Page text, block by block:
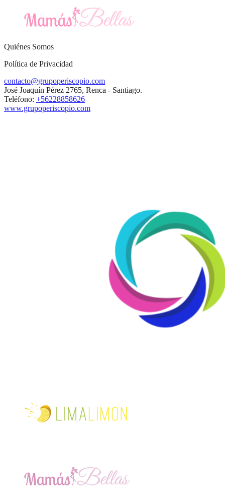
Quiénes Somos
Política de Privacidad
contacto@grupoperiscopio.com
José Joaquín Pérez 2765, Renca - Santiago.
Teléfono: +56228858626
www.grupoperiscopio.com